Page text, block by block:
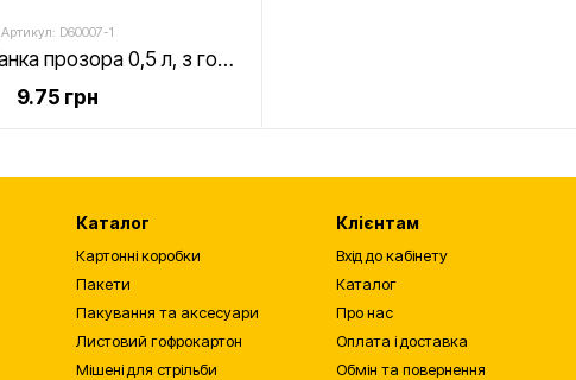
Артикул: D60007-1
Пластикова банка прозора 0,5 л, з горловиною 63 мм, "квадрат"
9.75 грн
Каталог
Картонні коробки
Пакети
Пакування та аксесуари
Листовий гофрокартон
Мішені для стрільби
Клієнтам
Вхід до кабінету
Каталог
Про нас
Оплата і доставка
Обмін та повернення